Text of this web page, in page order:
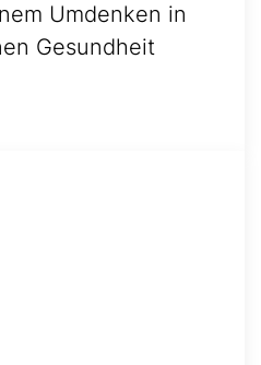
Umdenken in
Gesundheit